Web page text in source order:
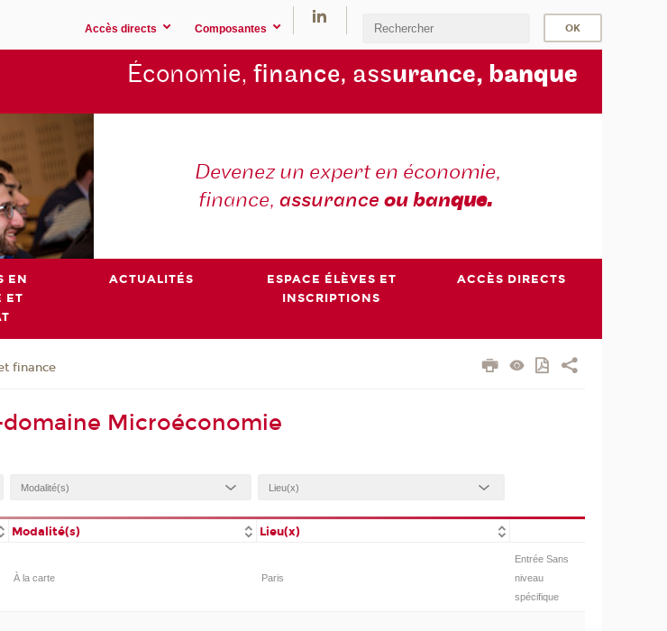
Accès directs Composantes
Économie, finance, assurance, banque
Devenez un expert en économie,
finance, assurance ou banque.
EN
ET
ACTUALITÉS
ESPACE ÉLÈVES ET
INSCRIPTIONS
ACCÈS DIRECTS
finance
Microéconomie
Modalité(s) Lieu(x)
À la carte Paris
Entrée Sans
niveau
spécifique